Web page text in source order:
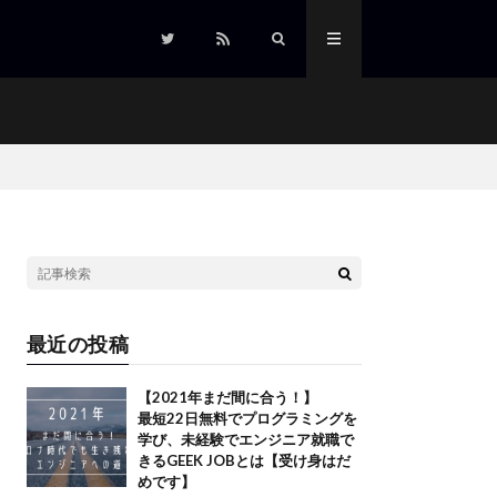
最近の投稿
【2021年まだ間に合う！】
最短22日無料でプログラミングを
学び、未経験でエンジニア就職で
きるGEEK JOBとは【受け身はだ
めです】